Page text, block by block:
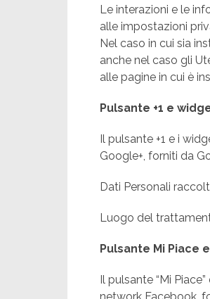
Le interazioni e le
alle impostazioni
Nel caso in cui sia
anche nel caso gli
alle pagine in cui è
Pulsante +1 e
Il pulsante +1 e i
Google+, forniti da
Dati Personali
Luogo del
Pulsante Mi Piace
Il pulsante “Mi